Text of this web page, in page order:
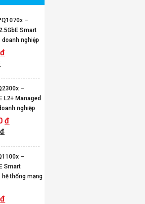
–
Smart
doanh nghiệp
đ
–
L2+ Managed
nghiệp
đ
đ
–
Smart
hệ thống mạng
đ